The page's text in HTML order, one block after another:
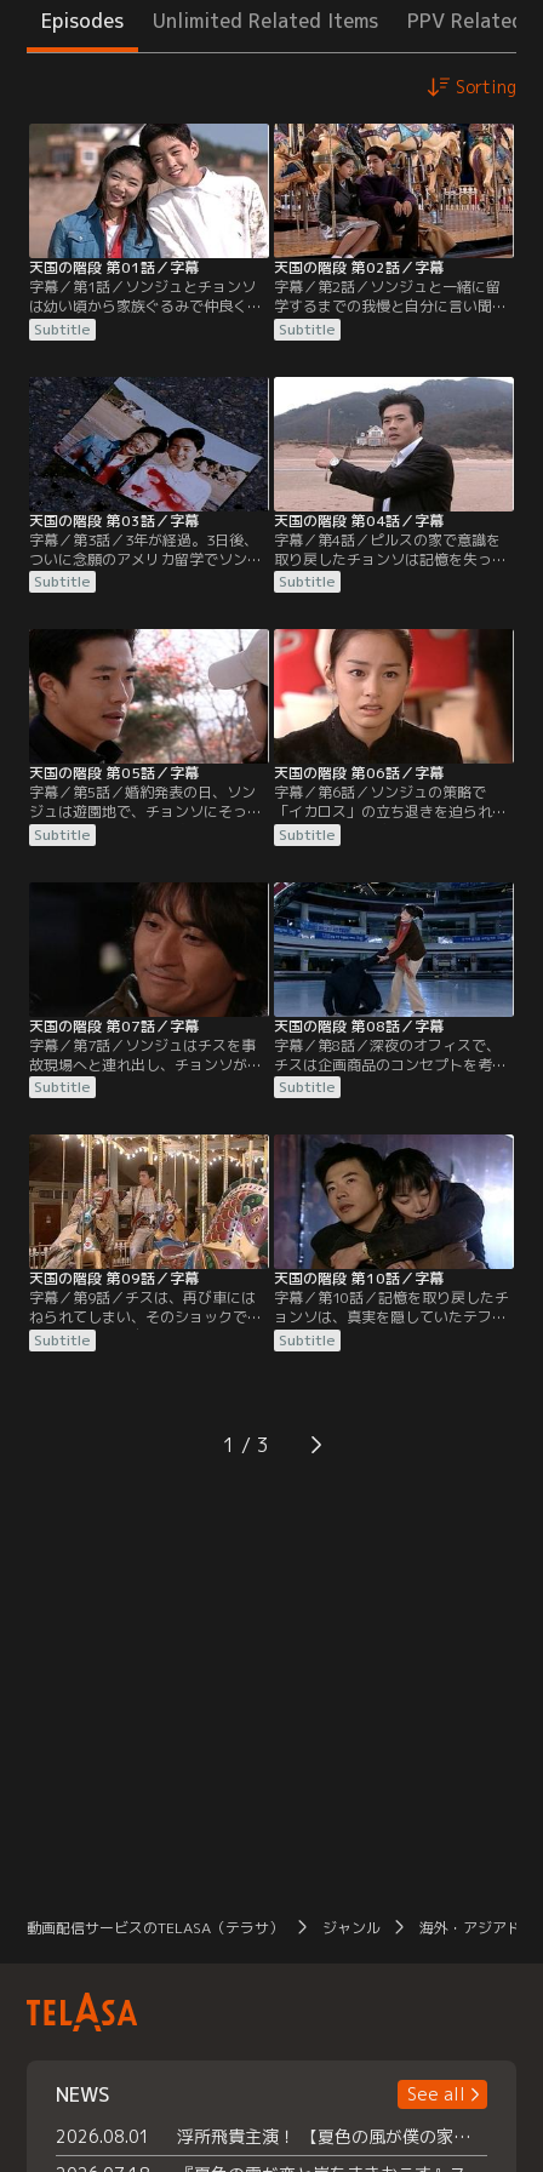
Episodes Unlimited Related Items PPV Related
Sorting
天国の階段 第01話／字幕
字幕／第1話／ソンジュとチョンソ
は幼い頃から家族ぐるみで仲良くし
てきた。建築家であるチョンソの父
ハン教授は、病気で妻を亡くす。一
経営者で、父は交通事故で他界して
しまう。そんな中、ハン教授は、タ
レントのテ・ミラと再婚すること
に。しかし、ミラには、ピルスとい
う男との間にテファとユリという名
の隠し子がいる。
Subtitle
天国の階段 第02話／字幕
字幕／第2話／ソンジュと一緒に留
学するまでの我慢と自分に言い聞か
せ、いじめに絶えるチョンソ。しか
し、ミラの入れ知恵で、父ハンはチ
望する。ソンジュが出国する日、チ
ョンソはソンジュとお互いの思いを
確かめ合い、愛の証としてネックレ
スを交換する。ユリとミラのいじめ
は続いたが、テファが救世主とな
Subtitle
天国の階段 第03話／字幕
字幕／第3話／3年が経過。3日後、
ついに念願のアメリカ留学でソンジ
ュの元へ行けると心躍るチョンソ。
そんな時、ソンジュからチョンソに
チョンソに会うために一日早く帰国
したという。しかし、チョンソとソ
ンジュを会わせたくないユリは、車
でチョンソをはねる。血まみれのチ
ョンソを病院に連れていくが…。
Subtitle
天国の階段 第04話／字幕
字幕／第4話／ピルスの家で意識を
取り戻したチョンソは記憶を失って
いた。テファはピルスと3人で暮ら
そうと言い、3人は周囲から姿を消
チスと呼ばれながら、服の販売をし
ている。テファはチョルスという名
で、チョンソを手伝いながら絵を描
いている。一方、ソンジュとユリは
アメリカから帰国。2人は婚約発表
する予定だが…。
Subtitle
天国の階段 第05話／字幕
字幕／第5話／婚約発表の日、ソン
ジュは遊園地で、チョンソにそっく
りな女性を見つける。追いかけて捕
まえるが、彼女はキム・ジスと名乗
ュは婚約発表の場に現れず、ユリは
激怒する。チョンソを諦めきれない
ソンジュは、チャン理事に調査を依
頼し、ソンジュは、チスとチョルス
が一緒に住んでいることを知る。
Subtitle
天国の階段 第06話／字幕
字幕／第6話／ソンジュの策略で
「イカロス」の立ち退きを迫られた
チスとチェヒは途方に暮れる。ソン
ジュはチェヒだけを呼び出し、新ブ
する。閉店に追い込まれ困っていた
チェヒは、チスにも相談せず直ぐさ
ま契約書にサインする。チスは、新
しい雇い主がソンジュであることが
わかり契約解消を訴えるが…。
Subtitle
天国の階段 第07話／字幕
字幕／第7話／ソンジュはチスを事
故現場へと連れ出し、チョンソが死
んだ事情を話す。さらに、海辺の家
に行き、思い出の品や写真を見せる
スはチスが奪われるのではないかと
不安になる。チョルスを苦しめてい
ることを知ったチスは、チョルスに
謝り、自分の過去を知りたがるのは
もうやめる、会社も辞めると宣言す
る。
Subtitle
天国の階段 第08話／字幕
字幕／第8話／深夜のオフィスで、
チスは企画商品のコンセプトを考え
ている。眠ってしまい目を覚ますと
ソンジュのコートがかけられてい
スへ行くとソンジュはソファで寝て
いる。こっそり帰ろうとするとソン
ジュは目を覚まし、チスを夜食に誘
う。チョンソに似ているという理由
でチスに近づいたソンジュだが、次
第にチスへの思いが募っていく。
Subtitle
天国の階段 第09話／字幕
字幕／第9話／チスは、再び車には
ねられてしまい、そのショックで記
憶を取り戻す。自分が本当はハン・
ジョンソであること、ソンジュと愛
絡し、今夜十二時にメリーゴーラン
ド前に来てほしいと告げ、チョンソ
Subtitle
天国の階段 第10話／字幕
字幕／第10話／記憶を取り戻したチ
ョンソは、真実を隠していたテファ
を責める。テファは置き手紙を残し
てチョンソの元を去ろうとする。一
に戻ったチョンソを、ソンジュが訪
ねてくる。2人は街に出て幸せな時
Subtitle
1
動画配信サービスのTELASA（テラサ） ジャンル 海外・アジアドラ
NEWS
See all
2026.08.01
浮所飛貴主演！ 【夏色の風が僕の家にやってきた】 本日よりテラサで独占配信スタート！